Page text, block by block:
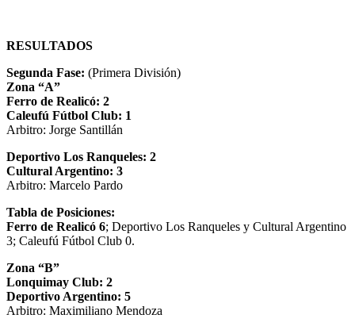
RESULTADOS
Segunda Fase: (Primera División)
Zona “A”
Ferro de Realicó: 2
Caleufú Fútbol Club: 1
Arbitro: Jorge Santillán
Deportivo Los Ranqueles: 2
Cultural Argentino: 3
Arbitro: Marcelo Pardo
Tabla de Posiciones:
Ferro de Realicó 6; Deportivo Los Ranqueles y Cultural Argentino
3; Caleufú Fútbol Club 0.
Zona “B”
Lonquimay Club: 2
Deportivo Argentino: 5
Arbitro: Maximiliano Mendoza